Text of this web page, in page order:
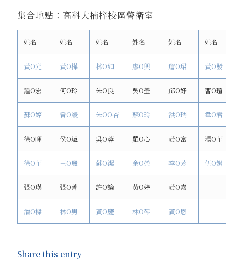
集合地點：高科大楠梓校區警衛室
姓名 姓名 姓名 姓名 姓名 姓名
黃O光 黃O樺 林O如 廖O興 詹O珺 黃O發
鍾O宏 何O玲 朱O良 吳O瑩 邱O妤 曹O瑄
蘇O婷 曾O緩 朱OO杏 蘇O玲 洪O瑞 韋O君
徐O暉 侯O遠 吳O蓉 羅O心 黃O富 湯O華
徐O華 王O麗 蘇O潔 余O榮 李O芳 伍O娟
張O瑛 張O菁 許O論 黃O婷 黃O嘉
潘O樑 林O男 黃O慶 林O琴 黃O恩
Share this entry